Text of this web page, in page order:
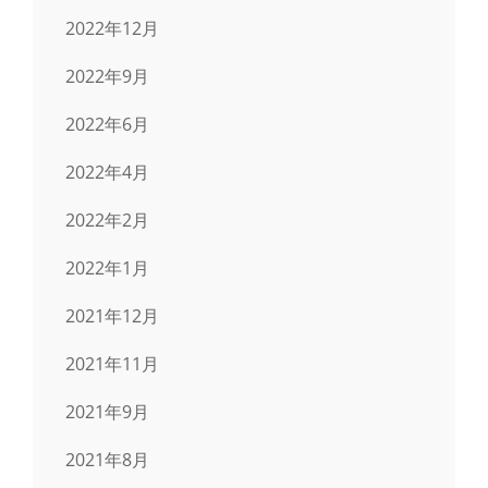
2022年12月
2022年9月
2022年6月
2022年4月
2022年2月
2022年1月
2021年12月
2021年11月
2021年9月
2021年8月